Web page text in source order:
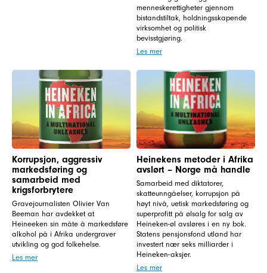
menneskerettigheter gjennom
bistandstiltak, holdningsskapende
virksomhet og politisk
bevisstgjøring.
Les mer
Korrupsjon, aggressiv
markedsføring og
samarbeid med
krigsforbrytere
Gravejournalisten Olivier Van
Beeman har avdekket at
Heineeken sin måte å markedsføre
alkohol på i Afrika undergraver
utvikling og god folkehelse.
Les mer
Heinekens metoder i Afrika
avslørt – Norge må handle
Samarbeid med diktatorer,
skatteunngåelser, korrupsjon på
høyt nivå, uetisk markedsføring og
superprofitt på ølsalg for salg av
Heineken-øl avsløres i en ny bok.
Statens pensjonsfond utland har
investert nær seks milliarder i
Heineken-aksjer.
Les mer